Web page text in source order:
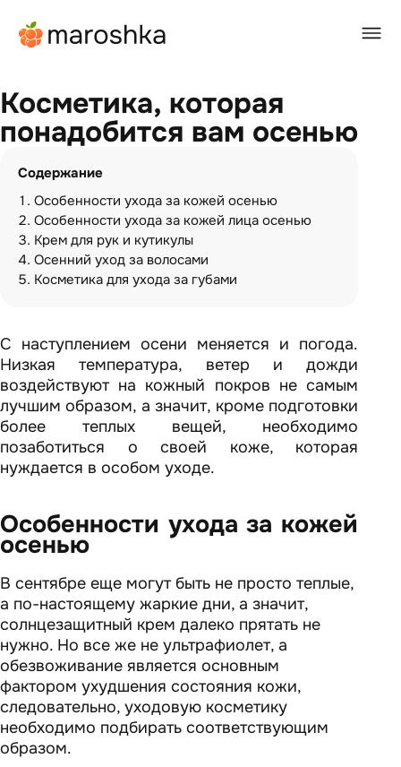
Косметика, которая
понадобится вам осенью
Содержание
Особенности ухода за кожей осенью
Особенности ухода за кожей лица осенью
Крем для рук и кутикулы
Осенний уход за волосами
Косметика для ухода за губами
С наступлением осени меняется и погода.
Низкая температура, ветер и дожди
воздействуют на кожный покров не самым
лучшим образом, а значит, кроме подготовки
более теплых вещей, необходимо
позаботиться о своей коже, которая
нуждается в особом уходе.
Особенности ухода за кожей
осенью
В сентябре еще могут быть не просто теплые,
а по-настоящему жаркие дни, а значит,
солнцезащитный крем далеко прятать не
нужно. Но все же не ультрафиолет, а
обезвоживание является основным
фактором ухудшения состояния кожи,
следовательно, уходовую косметику
необходимо подбирать соответствующим
образом.